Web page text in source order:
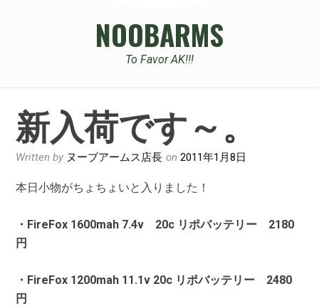
NOOBARMS
To Favor AK!!!
新入荷です～。
Written by ヌーブアームス店長 on2011年1月8日
本日小物がちょちょいと入りました！
・FireFox 1600mah 7.4v 20c リポバッテリー 2180
円
・FireFox 1200mah 11.1v 20c リポバッテリー 2480
円